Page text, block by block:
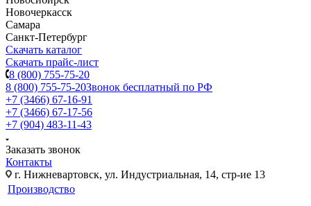
Новочеркасск
Самара
Санкт-Петербург
Скачать каталог
Скачать прайс-лист
8 (800) 755-75-20
8 (800) 755-75-20Звонок бесплатный по РФ
+7 (3466) 67-16-91
+7 (3466) 67-17-56
+7 (904) 483-11-43
Заказать звонок
Контакты
г. Нижневартовск, ул. Индустриальная, 14, стр-ие 13
Производство